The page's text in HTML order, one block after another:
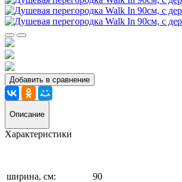
Добавить в сравнение
Описание
Характеристики
ширина, см:
90